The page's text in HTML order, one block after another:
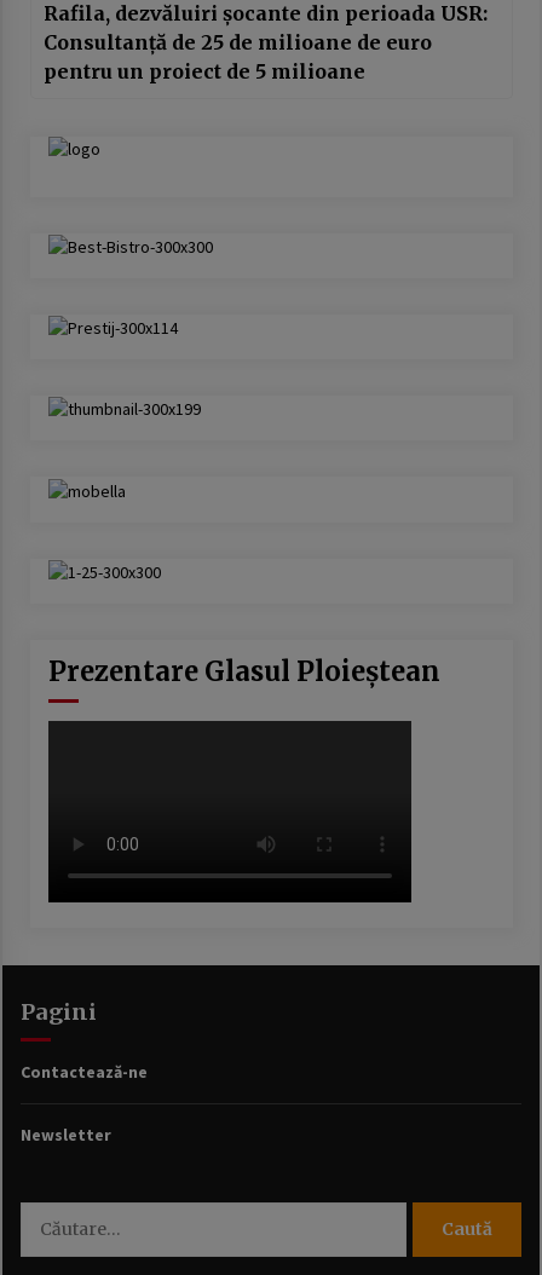
Rafila, dezvăluiri șocante din perioada USR:
Consultanță de 25 de milioane de euro
pentru un proiect de 5 milioane
Prezentare Glasul Ploieștean
Pagini
Contactează-ne
Newsletter
după: